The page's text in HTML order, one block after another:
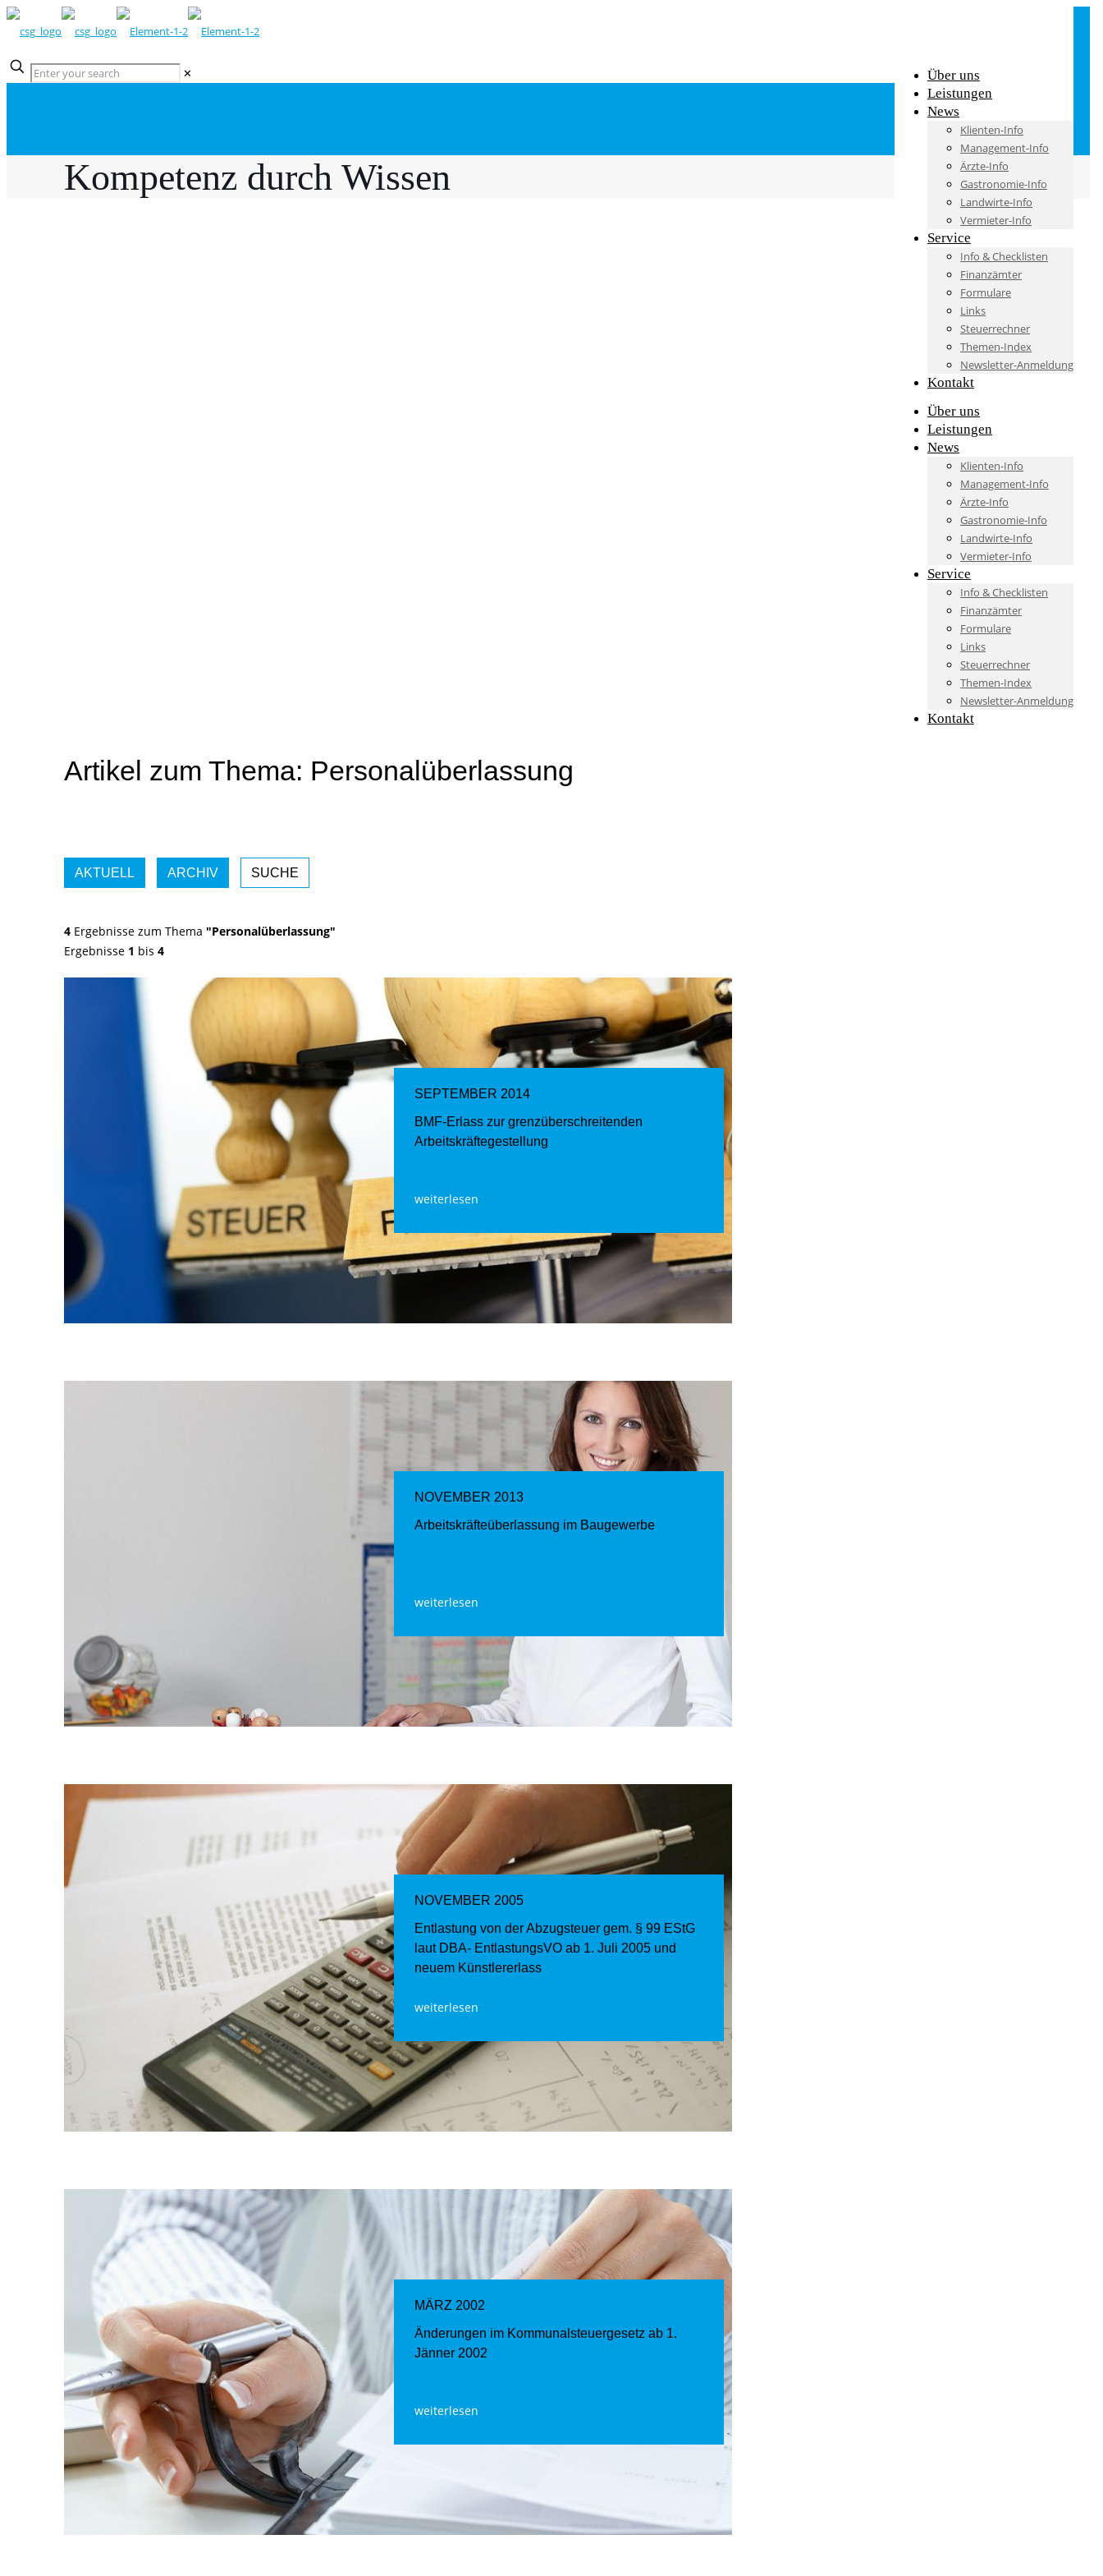
Über uns
Leistungen
News
Klienten-Info
Management-Info
Ärzte-Info
Gastronomie-Info
Landwirte-Info
Vermieter-Info
Service
Info & Checklisten
Finanzämter
Formulare
Links
Steuerrechner
Themen-Index
Newsletter-Anmeldung
Kontakt
Über uns
Leistungen
News
Klienten-Info
Management-Info
Ärzte-Info
Gastronomie-Info
Landwirte-Info
Vermieter-Info
Service
Info & Checklisten
Finanzämter
Formulare
Links
Steuerrechner
Themen-Index
Newsletter-Anmeldung
Kontakt
✕
Kompetenz durch Wissen
Artikel zum Thema: Personalüberlassung
AKTUELL ARCHIV SUCHE
4 Ergebnisse zum Thema "Personalüberlassung"
Ergebnisse 1 bis 4
SEPTEMBER 2014
BMF-Erlass zur grenzüberschreitenden
Arbeitskräftegestellung
weiterlesen
NOVEMBER 2013
Arbeitskräfteüberlassung im Baugewerbe
weiterlesen
NOVEMBER 2005
Entlastung von der Abzugsteuer gem. § 99 EStG
laut DBA- EntlastungsVO ab 1. Juli 2005 und
neuem Künstlererlass
weiterlesen
MÄRZ 2002
Änderungen im Kommunalsteuergesetz ab 1.
Jänner 2002
weiterlesen